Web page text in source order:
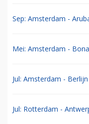
Sep: Amsterdam -
Mei: Amsterdam -
Jul: Amsterdam -
Jul: Rotterdam -